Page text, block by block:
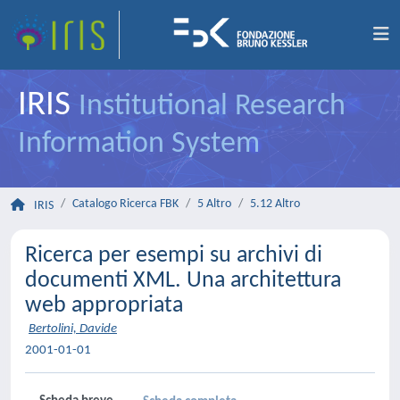
IRIS Institutional Research
Information System
IRIS Catalogo Ricerca FBK 5 Altro 5.12 Altro
Ricerca per esempi su archivi di
documenti XML. Una architettura
web appropriata
Bertolini, Davide
2001-01-01